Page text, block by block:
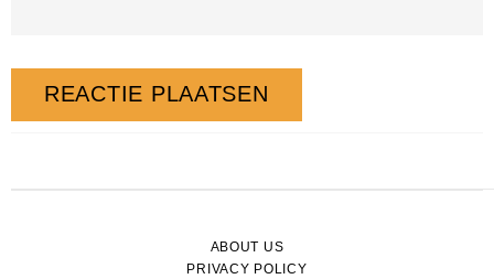
ABOUT US
PRIVACY POLICY